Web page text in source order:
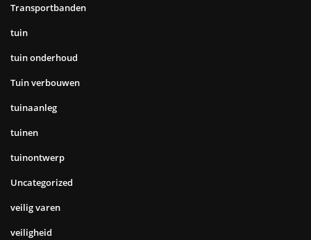
Transportbanden
tuin
tuin onderhoud
Tuin verbouwen
tuinaanleg
tuinen
tuinontwerp
Uncategorized
veilig varen
veiligheid